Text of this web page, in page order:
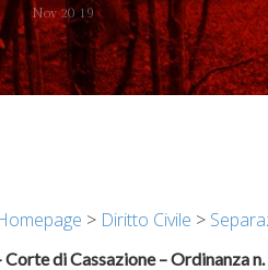
Nov 20 19
> Diritto Civile >
di Cassazione – Ordinanza